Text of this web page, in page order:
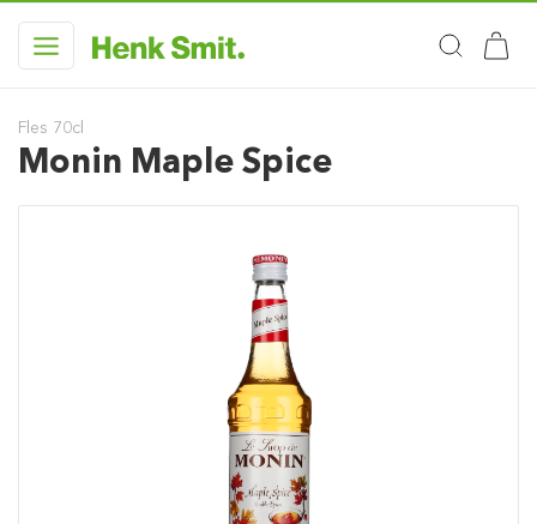
Fles 70cl
Monin Maple Spice